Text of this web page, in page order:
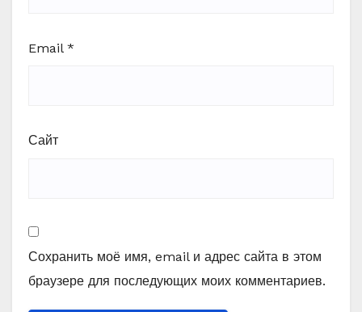
Email *
Сайт
Сохранить моё имя, email и адрес сайта в этом
браузере для последующих моих комментариев.